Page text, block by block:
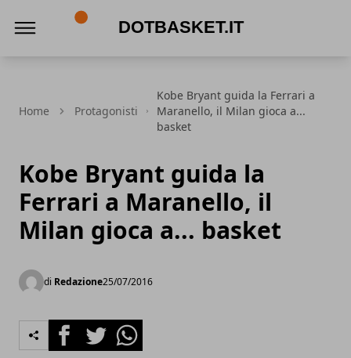
Home Protagonisti
Kobe Bryant guida la Ferrari a
Maranello, il Milan gioca a...
basket
Kobe Bryant guida la
Ferrari a Maranello, il
Milan gioca a... basket
di Redazione25/07/2016
FacebookTwitterWhatsapp